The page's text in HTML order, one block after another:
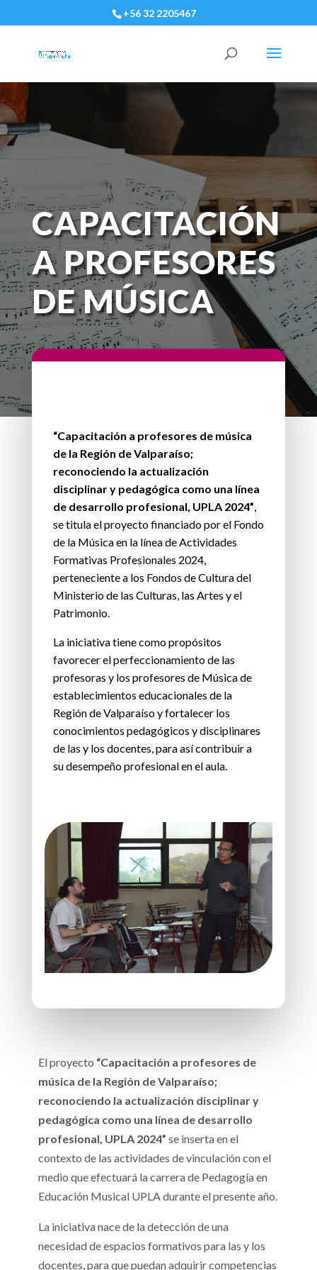
+56 32 2205467
CAPACITACIÓN
A PROFESORES
DE MÚSICA
“Capacitación a profesores de música
de la Región de Valparaíso;
reconociendo la actualización
disciplinar y pedagógica como una línea
de desarrollo profesional, UPLA 2024”,
se titula el proyecto financiado por el Fondo
de la Música en la línea de Actividades
Formativas Profesionales 2024,
perteneciente a los Fondos de Cultura del
Ministerio de las Culturas, las Artes y el
Patrimonio.
La iniciativa tiene como propósitos
favorecer el perfeccionamiento de las
profesoras y los profesores de Música de
establecimientos educacionales de la
Región de Valparaíso y fortalecer los
conocimientos pedagógicos y disciplinares
de las y los docentes, para así contribuir a
su desempeño profesional en el aula.
El proyecto “Capacitación a profesores de
música de la Región de Valparaíso;
reconociendo la actualización disciplinar y
pedagógica como una línea de desarrollo
profesional, UPLA 2024” se inserta en el
contexto de las actividades de vinculación con el
medio que efectuará la carrera de Pedagogía en
Educación Musical UPLA durante el presente año.
La iniciativa nace de la detección de una
necesidad de espacios formativos para las y los
docentes, para que puedan adquirir competencias